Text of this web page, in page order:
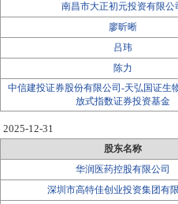
南昌市大正初元投资有限公
廖昕晰
吕玮
陈力
中信建投证券股份有限公司-天弘国证生
放式指数证券投资基金
2025-12-31
股东名称
华润医药控股有限公司
深圳市高特佳创业投资集团有